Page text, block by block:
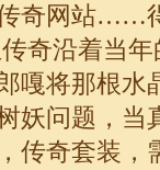
奇网站……
奇沿着当
嘎将那根水
妖问题，当
传奇套装，